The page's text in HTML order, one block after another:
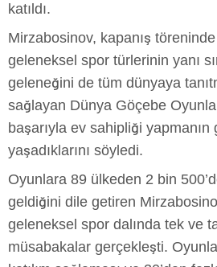
katıldı.
Mirzabosinov, kapanış
geleneksel spor türlerinin yanı
geleneğini de tüm dünyaya
sağlayan Dünya Göçebe
başarıyla ev sahipliği yapmanın
yaşadıklarını söyledi.
Oyunlara 89 ülkeden 2 bin
geldiğini dile getiren
geleneksel spor dalında tek ve
müsabakalar gerçekleşti.